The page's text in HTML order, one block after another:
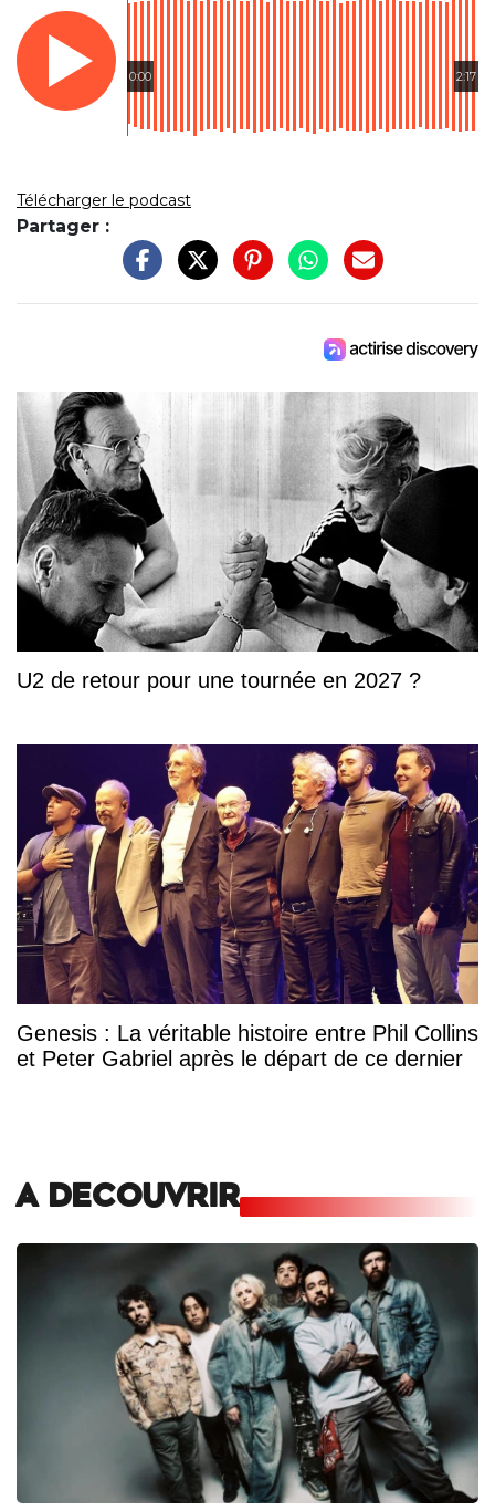
0:00 2:17
Télécharger le podcast
Partager :
U2 de retour pour une tournée en 2027 ?
Genesis : La véritable histoire entre Phil Collins
et Peter Gabriel après le départ de ce dernier
A DECOUVRIR